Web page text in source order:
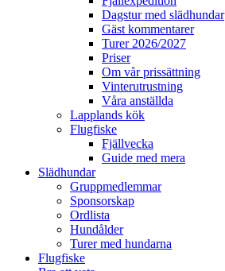
Dagstur med slädhundar
Gäst kommentarer
Turer 2026/2027
Priser
Om vår prissättning
Vinterutrustning
Våra anställda
Lapplands kök
Flugfiske
Fjällvecka
Guide med mera
Slädhundar
Gruppmedlemmar
Sponsorskap
Ordlista
Hundålder
Turer med hundarna
Flugfiske